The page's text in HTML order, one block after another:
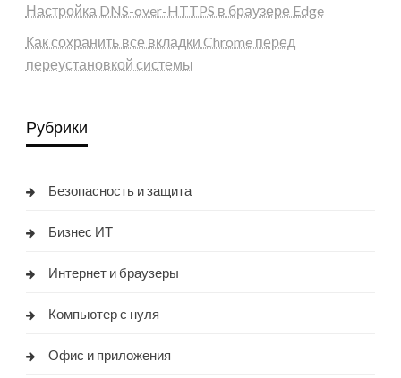
Настройка DNS-over-HTTPS в браузере Edge
Как сохранить все вкладки Chrome перед
переустановкой системы
Рубрики
Безопасность и защита
Бизнес ИТ
Интернет и браузеры
Компьютер с нуля
Офис и приложения